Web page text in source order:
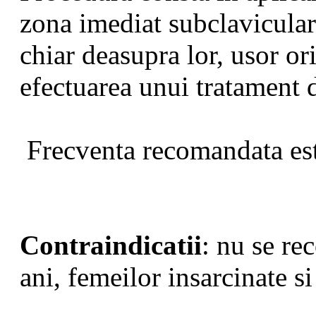
zona imediat
chiar deasupra lor, usor
efectuarea unui tratament
Frecventa recomandata
Contraindicatii: nu se
ani, femeilor insarcinate